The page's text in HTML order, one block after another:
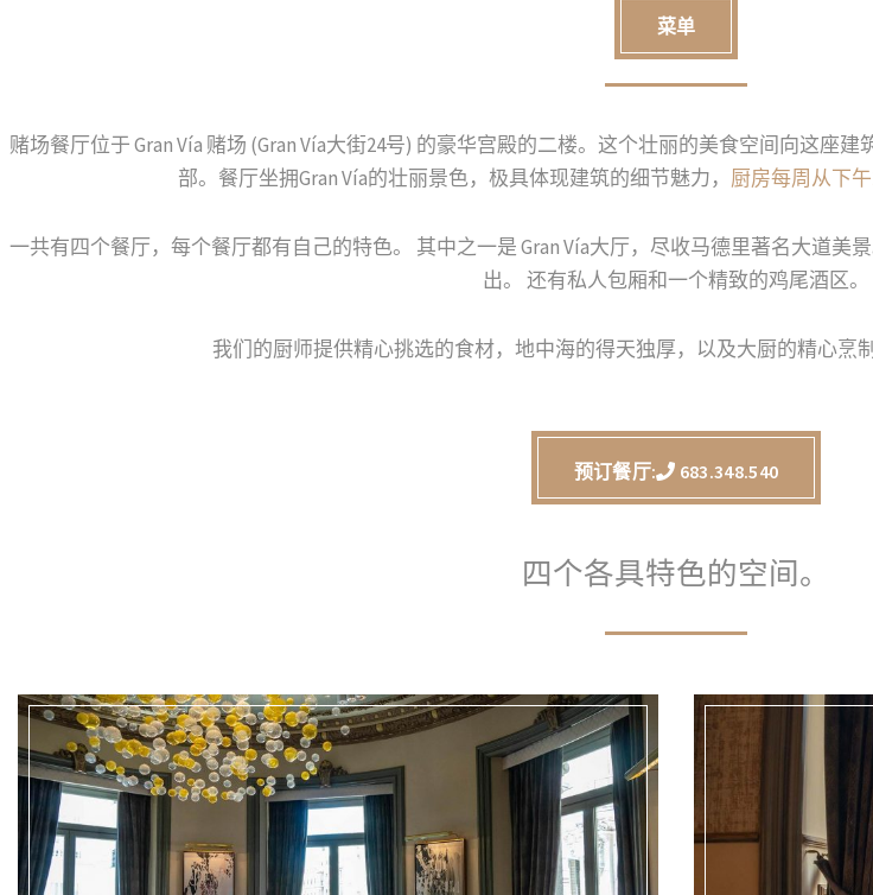
菜单
赌场餐厅位于 Gran Vía 赌场 (Gran Vía大街24号) 的豪华宫殿的二楼。这个壮丽的美食空间向这座
部。餐厅坐拥Gran Vía的壮丽景色，极具体现建筑的细节魅力， 厨房每周从下午
一共有四个餐厅，每个餐厅都有自己的特色。 其中之一是 Gran Vía大厅，尽收马德里著名大道美
出。 还有私人包厢和一个精致的鸡尾酒区。
我们的厨师提供精心挑选的食材，地中海的得天独厚，以及大厨的精心烹
预订餐厅: 683.348.540
四个各具特色的空间。